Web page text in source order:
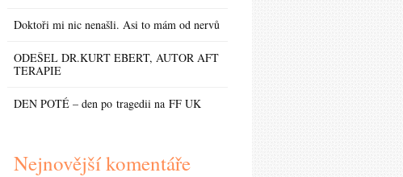
Doktoři mi nic nenašli. Asi to mám od nervů
ODEŠEL DR.KURT EBERT, AUTOR AFT
TERAPIE
DEN POTÉ – den po tragedii na FF UK
Nejnovější komentáře